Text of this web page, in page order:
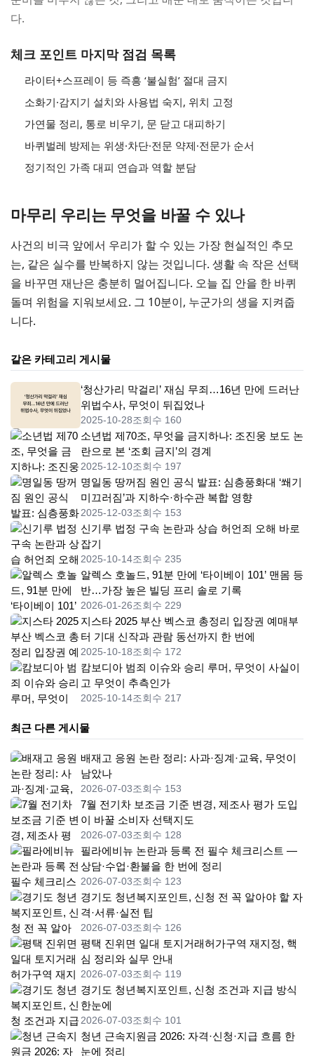
다.
체크 포인트 마지막 점검 목록
라이터+스프레이 등 즉흥 ‘불실험’ 절대 금지
소화기·감지기 설치와 사용법 숙지, 위치 고정
가연물 정리, 통로 비우기, 문 닫고 대피하기
바퀴벌레 방제는 위생·차단·전문 약제·전문가 순서
정기적인 가족 대피 연습과 역할 분담
마무리 우리는 무엇을 바꿀 수 있나
사건의 비극 앞에서 우리가 할 수 있는 가장 현실적인 추모
는, 같은 실수를 반복하지 않는 것입니다. 생활 속 작은 선택
을 바꾸면 재난은 충분히 멀어집니다. 오늘 집 안을 한 바퀴
돌며 위험을 지워보세요. 그 10분이, 누군가의 생을 지켜줍
니다.
같은 카테고리 게시물
‘청산가리 막걸리’ 재심 무죄…16년 만에 드러난
위법수사, 무엇이 뒤집었나
2025-10-28조회수 160
소년법 제70조, 무엇을 금지하나: 조진웅 보도 논
란으로 본 ‘조회 금지’의 경계
2025-12-10조회수 197
명일동 땅꺼짐 원인 공식 발표: 심층풍화대 ‘쐐기
미끄러짐’과 지하수·하수관 복합 영향
2025-12-03조회수 153
신기루 법정 구속 논란과 상습 허언죄 오해 바로
잡기
2025-10-14조회수 235
알렉스 호놀드, 91분 만에 ‘타이베이 101’ 맨몸 등
반…가장 높은 빌딩 프리 솔로 기록
2026-01-26조회수 229
지스타 2025 부산 벡스코 총정리 입장권 예매부
터 기대 신작과 관람 동선까지 한 번에
2025-10-18조회수 172
캄보디아 범죄 이슈와 승리 루머, 무엇이 사실이
고 무엇이 추측인가
2025-10-14조회수 217
최근 다른 게시물
배재고 응원 논란 정리: 사과·징계·교육, 무엇이
남았나
2026-07-03조회수 153
7월 전기차 보조금 기준 변경, 제조사 평가 도입
이 바꿀 소비자 선택지도
2026-07-03조회수 128
필라에비뉴 논란과 등록 전 필수 체크리스트 —
상담·수업·환불을 한 번에 정리
2026-07-03조회수 123
경기도 청년복지포인트, 신청 전 꼭 알아야 할 자
격·서류·실전 팁
2026-07-03조회수 126
평택 진위면 일대 토지거래허가구역 재지정, 핵
심 정리와 실무 안내
2026-07-03조회수 119
경기도 청년복지포인트, 신청 조건과 지급 방식
한눈에
2026-07-03조회수 101
청년 근속지원금 2026: 자격·신청·지급 흐름 한
눈에 정리